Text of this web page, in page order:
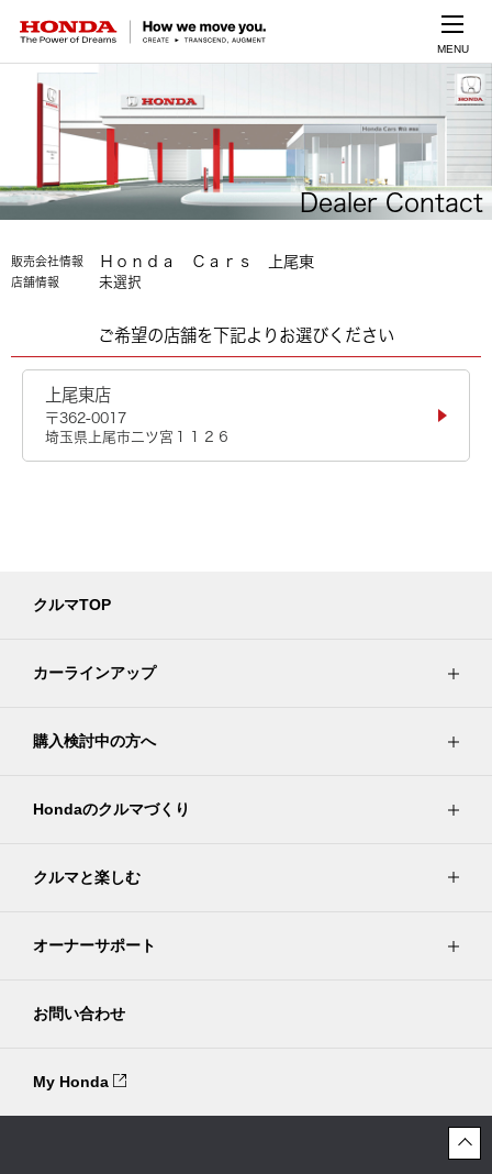
MENU
Dealer Contact
販売会社情報 Ｈｏｎｄａ Ｃａｒｓ 上尾東
店舗情報 未選択
ご希望の店舗を下記よりお選びください
上尾東店
〒362-0017
埼玉県上尾市二ツ宮１１２６
クルマTOP
カーラインアップ
購入検討中の方へ
Hondaのクルマづくり
クルマと楽しむ
オーナーサポート
お問い合わせ
My Honda